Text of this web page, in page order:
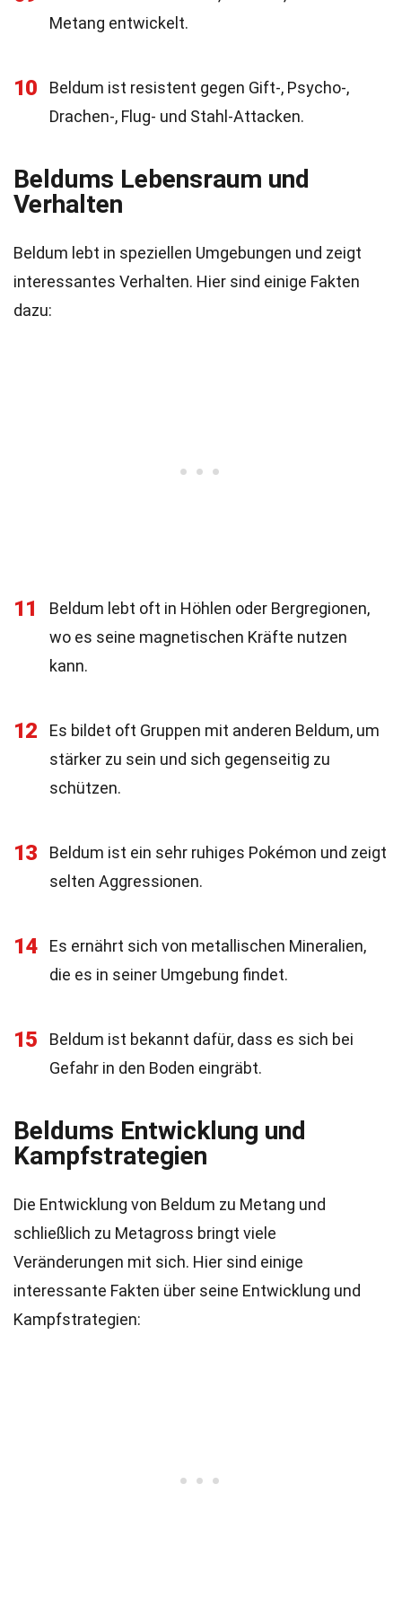
Metang entwickelt.
10
Beldum ist resistent gegen Gift-, Psycho-,
Drachen-, Flug- und Stahl-Attacken.
Beldums Lebensraum und
Verhalten
Beldum lebt in speziellen Umgebungen und zeigt
interessantes Verhalten. Hier sind einige Fakten
dazu:
11
Beldum lebt oft in Höhlen oder Bergregionen,
wo es seine magnetischen Kräfte nutzen
kann.
12
Es bildet oft Gruppen mit anderen Beldum, um
stärker zu sein und sich gegenseitig zu
schützen.
13
Beldum ist ein sehr ruhiges Pokémon und zeigt
selten Aggressionen.
14
Es ernährt sich von metallischen Mineralien,
die es in seiner Umgebung findet.
15
Beldum ist bekannt dafür, dass es sich bei
Gefahr in den Boden eingräbt.
Beldums Entwicklung und
Kampfstrategien
Die Entwicklung von Beldum zu Metang und
schließlich zu Metagross bringt viele
Veränderungen mit sich. Hier sind einige
interessante Fakten über seine Entwicklung und
Kampfstrategien: